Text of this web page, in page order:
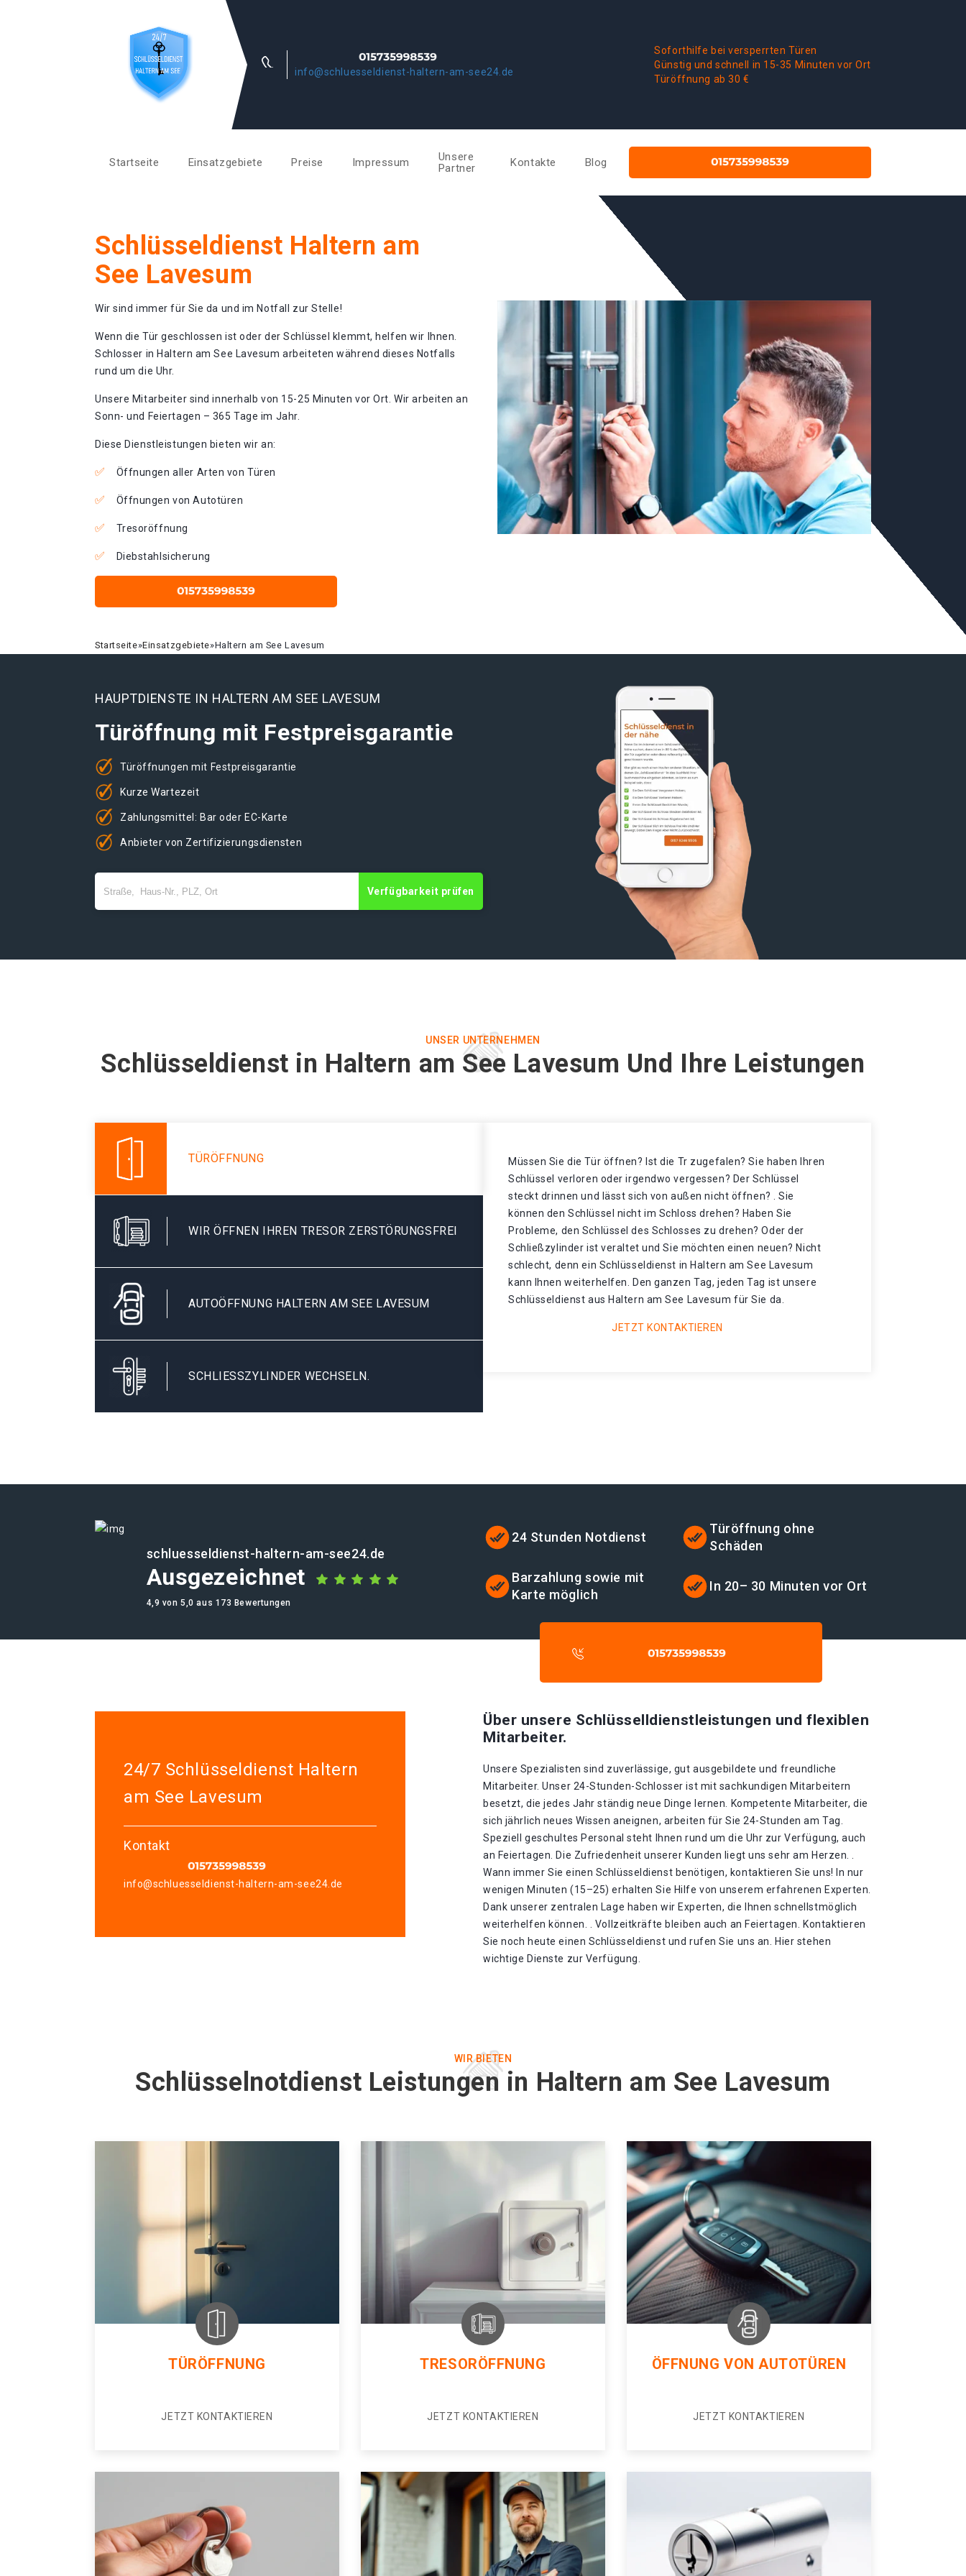
info@schluesseldienst-haltern-am-see24.de
Soforthilfe bei versperrten Türen
Günstig und schnell in 15-35 Minuten vor Ort
Türöffnung ab 30 €
Startseite Einsatzgebiete Preise Impressum
Unsere
Partner
Kontakte Blog
Schlüsseldienst Haltern am
See Lavesum
Wir sind immer für Sie da und im Notfall zur Stelle!
Wenn die Tür geschlossen ist oder der Schlüssel klemmt, helfen wir Ihnen.
Schlosser in Haltern am See Lavesum arbeiteten während dieses Notfalls
rund um die Uhr.
Unsere Mitarbeiter sind innerhalb von 15-25 Minuten vor Ort. Wir arbeiten an
Sonn- und Feiertagen – 365 Tage im Jahr.
Diese Dienstleistungen bieten wir an:
Öffnungen aller Arten von Türen
Öffnungen von Autotüren
Tresoröffnung
Diebstahlsicherung
Startseite»Einsatzgebiete»Haltern am See Lavesum
HAUPTDIENSTE IN HALTERN AM SEE LAVESUM
Türöffnung mit Festpreisgarantie
Türöffnungen mit Festpreisgarantie
Kurze Wartezeit
Zahlungsmittel: Bar oder EC-Karte
Anbieter von Zertifizierungsdiensten
Verfügbarkeit prüfen
UNSER UNTERNEHMEN
Schlüsseldienst in Haltern am See Lavesum Und Ihre Leistungen
TÜRÖFFNUNG
WIR ÖFFNEN IHREN TRESOR ZERSTÖRUNGSFREI
AUTOÖFFNUNG HALTERN AM SEE LAVESUM
SCHLIESSZYLINDER WECHSELN.
Müssen Sie die Tür öffnen? Ist die Tr zugefalen? Sie haben Ihren
Schlüssel verloren oder irgendwo vergessen? Der Schlüssel
steckt drinnen und lässt sich von außen nicht öffnen? . Sie
können den Schlüssel nicht im Schloss drehen? Haben Sie
Probleme, den Schlüssel des Schlosses zu drehen? Oder der
Schließzylinder ist veraltet und Sie möchten einen neuen? Nicht
schlecht, denn ein Schlüsseldienst in Haltern am See Lavesum
kann Ihnen weiterhelfen. Den ganzen Tag, jeden Tag ist unsere
Schlüsseldienst aus Haltern am See Lavesum für Sie da.
JETZT KONTAKTIEREN
schluesseldienst-haltern-am-see24.de
Ausgezeichnet
4,9 von 5,0 aus 173 Bewertungen
24 Stunden Notdienst
Türöffnung ohne
Schäden
Barzahlung sowie mit
Karte möglich
In 20– 30 Minuten vor Ort
24/7 Schlüsseldienst Haltern
am See Lavesum
Kontakt
info@schluesseldienst-haltern-am-see24.de
Über unsere Schlüsselldienstleistungen und flexiblen
Mitarbeiter.
Unsere Spezialisten sind zuverlässige, gut ausgebildete und freundliche
Mitarbeiter. Unser 24-Stunden-Schlosser ist mit sachkundigen Mitarbeitern
besetzt, die jedes Jahr ständig neue Dinge lernen. Kompetente Mitarbeiter, die
sich jährlich neues Wissen aneignen, arbeiten für Sie 24-Stunden am Tag.
Speziell geschultes Personal steht Ihnen rund um die Uhr zur Verfügung, auch
an Feiertagen. Die Zufriedenheit unserer Kunden liegt uns sehr am Herzen. .
Wann immer Sie einen Schlüsseldienst benötigen, kontaktieren Sie uns! In nur
wenigen Minuten (15–25) erhalten Sie Hilfe von unserem erfahrenen Experten.
Dank unserer zentralen Lage haben wir Experten, die Ihnen schnellstmöglich
weiterhelfen können. . Vollzeitkräfte bleiben auch an Feiertagen. Kontaktieren
Sie noch heute einen Schlüsseldienst und rufen Sie uns an. Hier stehen
wichtige Dienste zur Verfügung.
WIR BIETEN
Schlüsselnotdienst Leistungen in Haltern am See Lavesum
TÜRÖFFNUNG
JETZT KONTAKTIEREN
TRESORÖFFNUNG
JETZT KONTAKTIEREN
ÖFFNUNG VON AUTOTÜREN
JETZT KONTAKTIEREN